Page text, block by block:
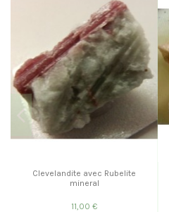
Clevelandite avec Rubelite
mineral
11,00 €